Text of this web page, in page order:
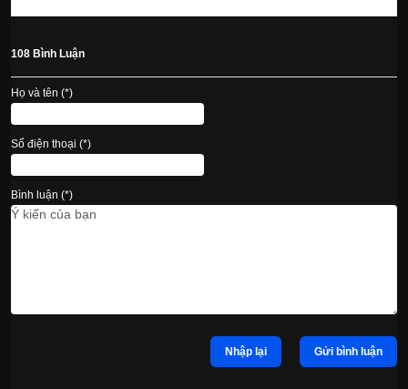
108 Bình Luận
Họ và tên (*)
Số điện thoại (*)
Bình luận (*)
Nhập lại Gửi bình luận